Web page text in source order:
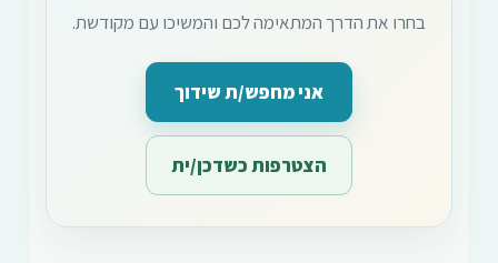
בחרו את הדרך המתאימה לכם והמשיכו עם מקודשת.
אני מחפש/ת שידוך
הצטרפות כשדכן/ית